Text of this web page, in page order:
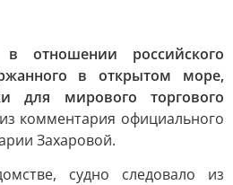
отношении российского
в открытом море,
для мирового торгового
комментария официального
Захаровой.
судно следовало из